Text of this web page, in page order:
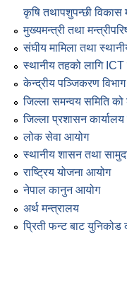
कृषि तथापशुपन्छी विकास
मुख्यमन्त्री तथा
संघीय मामिला तथा
स्थानीय तहको लागि ICT
केन्द्रीय पञ्जिकरण विभाग
जिल्ला समन्वय समिति
जिल्ला प्रशासन
लोक सेवा आयोग
स्थानीय शासन तथा
राष्ट्रिय योजना आयोग
नेपाल कानुन आयोग
अर्थ मन्त्रालय
प्रिती फन्ट बाट युनिकोड